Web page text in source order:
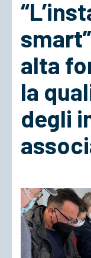
ACCEDI
alta
la
degli